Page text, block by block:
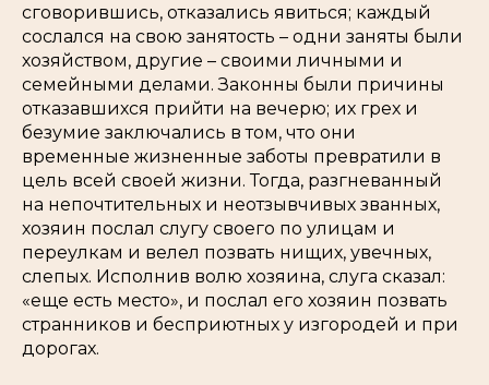
сговорившись, отказались явиться; каждый
сослался на свою занятость – одни заняты были
хозяйством, другие – своими личными и
семейными делами. Законны были причины
отказавшихся прийти на вечерю; их грех и
безумие заключались в том, что они
временные жизненные заботы превратили в
цель всей своей жизни. Тогда, разгневанный
на непочтительных и неотзывчивых званных,
хозяин послал слугу своего по улицам и
переулкам и велел позвать нищих, увечных,
слепых. Исполнив волю хозяина, слуга сказал:
«еще есть место», и послал его хозяин позвать
странников и бесприютных у изгородей и при
дорогах.